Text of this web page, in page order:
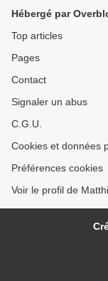
Hébergé par
Top articles
Pages
Contact
Signaler un abus
C.G.U.
Cookies et données
Préférences cookies
Voir le profil de